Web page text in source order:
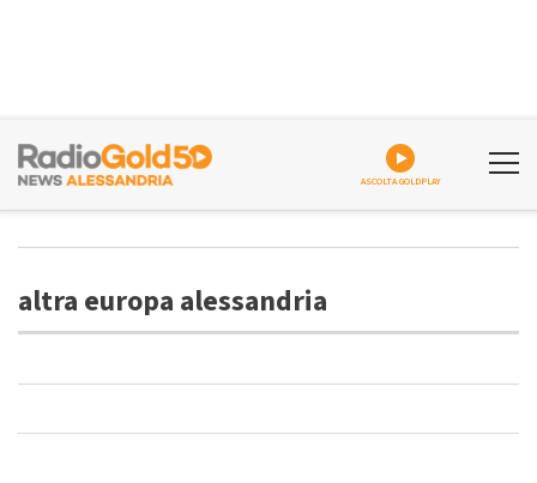
ASCOLTA GOLDPLAY
altra europa alessandria